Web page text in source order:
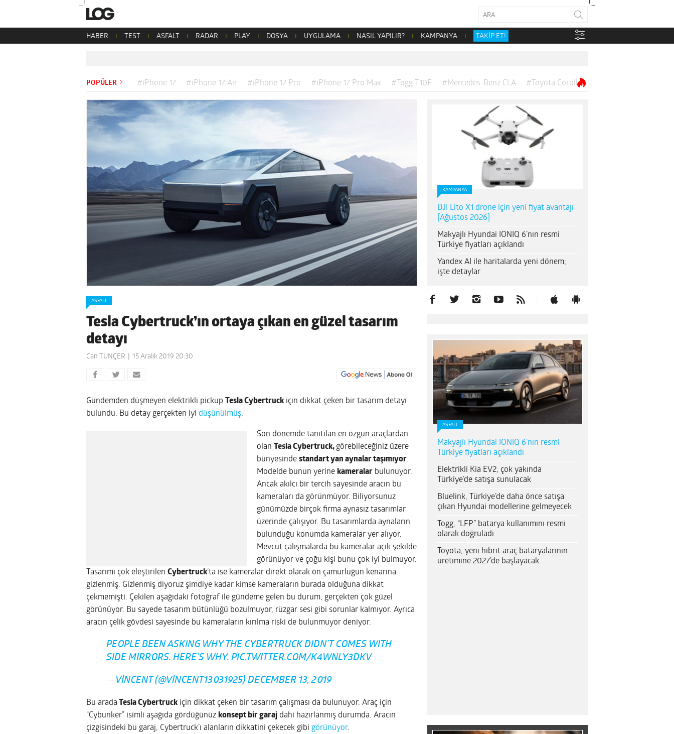
HABER TEST ASFALT RADAR PLAY DOSYA UYGULAMA NASIL YAPILIR? KAMPANYA TAKİP ET!
POPÜLER #iPhone 17 #iPhone 17 Air #iPhone 17 Pro #iPhone 17 Pro Max #Togg T10F #Mercedes-Benz CLA #Toyota Corolla
ASFALT
Tesla Cybertruck’ın ortaya çıkan en güzel tasarım
detayı
Can TUNÇER 15 Aralık 2019 20:30
Gündemden düşmeyen elektrikli pickup Tesla Cybertruck için dikkat çeken bir tasarım detayı
bulundu. Bu detay gerçekten iyi düşünülmüş.
Son dönemde tanıtılan en özgün araçlardan
olan Tesla Cybertruck, görebileceğiniz üzere
bünyesinde standart yan aynalar taşımıyor.
Modelde bunun yerine kameralar bulunuyor.
Ancak akılcı bir tercih sayesinde aracın bu
kameraları da görünmüyor. Biliyorsunuz
günümüzde birçok firma aynasız tasarımlar
üzerinde çalışıyor. Bu tasarımlarda aynaların
bulunduğu konumda kameralar yer alıyor.
Mevcut çalışmalarda bu kameralar açık şekilde
görünüyor ve çoğu kişi bunu çok iyi bulmuyor.
Tasarımı çok eleştirilen Cybertruck‘ta ise kameralar direkt olarak ön çamurluğun kenarına
gizlenmiş. Gizlenmiş diyoruz şimdiye kadar kimse kameraların burada olduğuna dikkat
çekmemişti. Çekilen aşağıdaki fotoğraf ile gündeme gelen bu durum, gerçekten çok güzel
görünüyor. Bu sayede tasarım bütünlüğü bozulmuyor, rüzgar sesi gibi sorunlar kalmıyor. Ayrıca
aracın çelik gövdesi sayesinde bu kameraların kırılma riski de bulunmuyor deniyor.
PEOPLE BEEN ASKING WHY THE CYBERTRUCK DIDN’T COMES WITH
SIDE MIRRORS. HERE’S WHY. PIC.TWITTER.COM/K4WNLY3DKV
— VINCENT (@VINCENT13031925) DECEMBER 13, 2019
Bu arada Tesla Cybertruck için dikkat çeken bir tasarım çalışması da bulunuyor. Araç için
“Cybunker” isimli aşağıda gördüğünüz konsept bir garaj dahi hazırlanmış durumda. Aracın
çizgisindeki bu garaj, Cybertruck’ı alanların dikkatini çekecek gibi görünüyor.
KAMPANYA
DJI Lito X1 drone için yeni fiyat avantajı
[Ağustos 2026]
Makyajlı Hyundai IONIQ 6’nın resmi
Türkiye fiyatları açıklandı
Yandex AI ile haritalarda yeni dönem;
işte detaylar
ASFALT
Makyajlı Hyundai IONIQ 6’nın resmi
Türkiye fiyatları açıklandı
Elektrikli Kia EV2, çok yakında
Türkiye’de satışa sunulacak
Bluelink, Türkiye’de daha önce satışa
çıkan Hyundai modellerine gelmeyecek
Togg, “LFP” batarya kullanımını resmi
olarak doğruladı
Toyota, yeni hibrit araç bataryalarının
üretimine 2027’de başlayacak